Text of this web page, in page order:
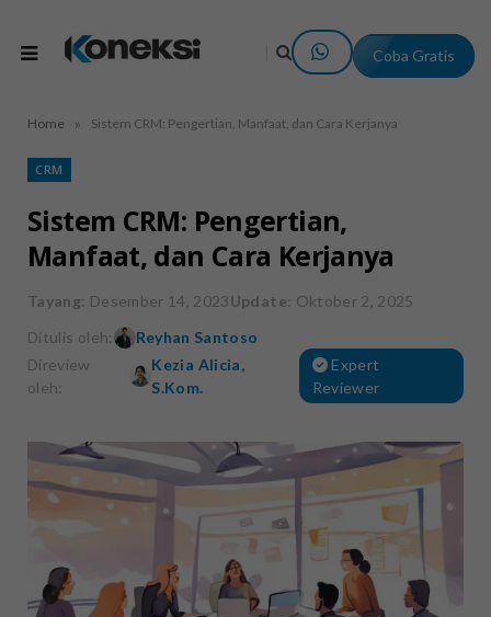
Coba Gratis
Home » Sistem CRM: Pengertian, Manfaat, dan Cara Kerjanya
CRM
Sistem CRM: Pengertian,
Manfaat, dan Cara Kerjanya
Tayang: Desember 14, 2023Update: Oktober 2, 2025
Ditulis oleh:
Reyhan Santoso
Direview
oleh:
Kezia Alicia,
S.Kom.
Expert
Reviewer